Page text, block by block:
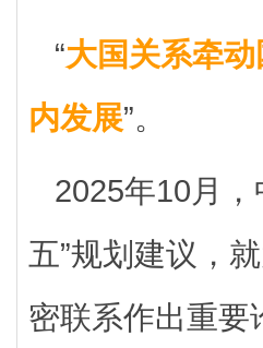
“大国关系牵
内发展”。
2025年10月
五”规划建议，
密联系作出重要